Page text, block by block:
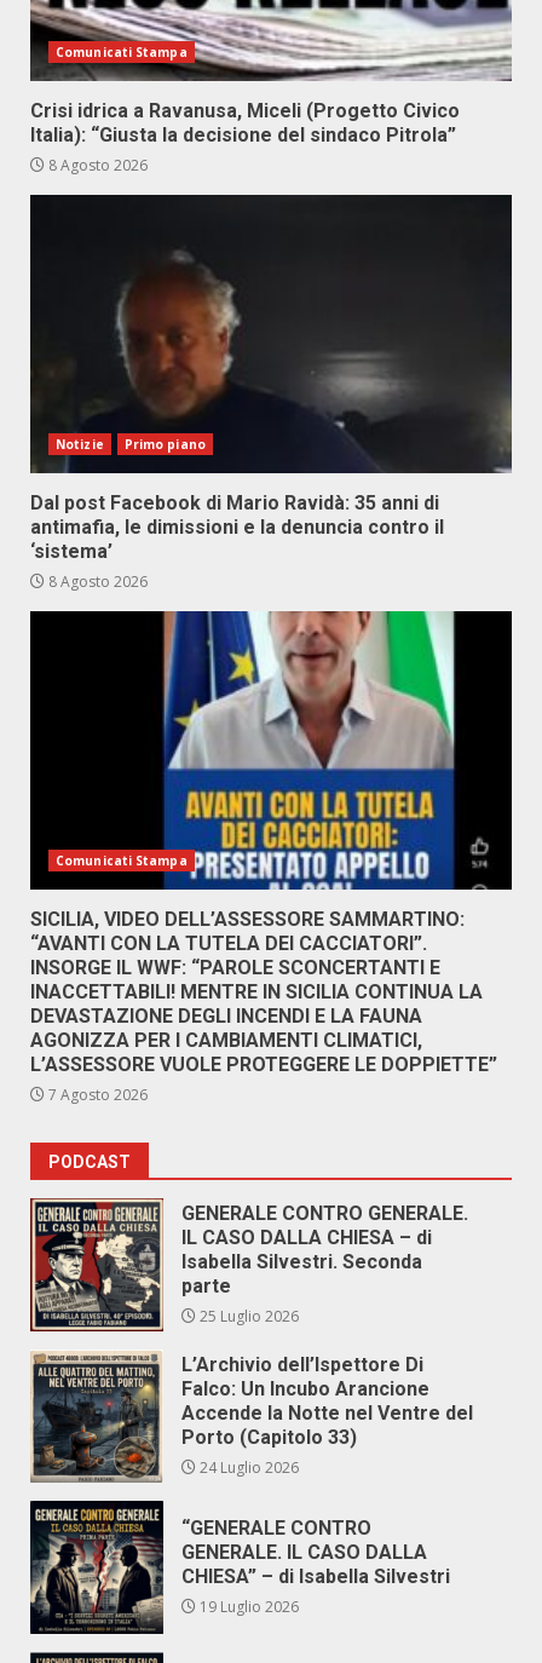
Comunicati Stampa
Crisi idrica a Ravanusa, Miceli (Progetto Civico
Italia): “Giusta la decisione del sindaco Pitrola”
8 Agosto 2026
Notizie Primo piano
Dal post Facebook di Mario Ravidà: 35 anni di
antimafia, le dimissioni e la denuncia contro il
‘sistema’
8 Agosto 2026
Comunicati Stampa
SICILIA, VIDEO DELL’ASSESSORE SAMMARTINO:
“AVANTI CON LA TUTELA DEI CACCIATORI”.
INSORGE IL WWF: “PAROLE SCONCERTANTI E
INACCETTABILI! MENTRE IN SICILIA CONTINUA LA
DEVASTAZIONE DEGLI INCENDI E LA FAUNA
AGONIZZA PER I CAMBIAMENTI CLIMATICI,
L’ASSESSORE VUOLE PROTEGGERE LE DOPPIETTE”
7 Agosto 2026
PODCAST
GENERALE CONTRO GENERALE.
IL CASO DALLA CHIESA – di
Isabella Silvestri. Seconda
parte
25 Luglio 2026
L’Archivio dell’Ispettore Di
Falco: Un Incubo Arancione
Accende la Notte nel Ventre del
Porto (Capitolo 33)
24 Luglio 2026
“GENERALE CONTRO
GENERALE. IL CASO DALLA
CHIESA” – di Isabella Silvestri
19 Luglio 2026